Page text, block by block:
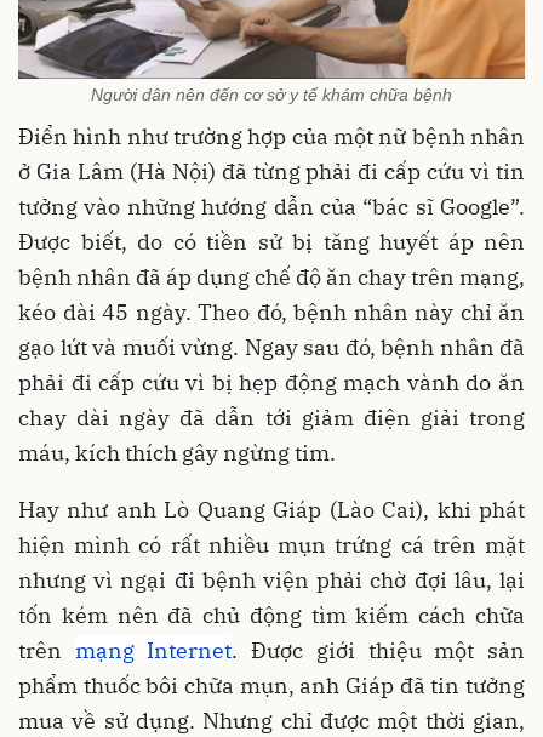
Người dân nên đến cơ sở y tế khám chữa bệnh
Điển hình như trường hợp của một nữ bệnh nhân
ở Gia Lâm (Hà Nội) đã từng phải đi cấp cứu vì tin
tưởng vào những hướng dẫn của “bác sĩ Google”.
Được biết, do có tiền sử bị tăng huyết áp nên
bệnh nhân đã áp dụng chế độ ăn chay trên mạng,
kéo dài 45 ngày. Theo đó, bệnh nhân này chỉ ăn
gạo lứt và muối vừng. Ngay sau đó, bệnh nhân đã
phải đi cấp cứu vì bị hẹp động mạch vành do ăn
chay dài ngày đã dẫn tới giảm điện giải trong
máu, kích thích gây ngừng tim.
Hay như anh Lò Quang Giáp (Lào Cai), khi phát
hiện mình có rất nhiều mụn trứng cá trên mặt
nhưng vì ngại đi bệnh viện phải chờ đợi lâu, lại
tốn kém nên đã chủ động tìm kiếm cách chữa
trên mạng Internet. Được giới thiệu một sản
phẩm thuốc bôi chữa mụn, anh Giáp đã tin tưởng
mua về sử dụng. Nhưng chỉ được một thời gian,